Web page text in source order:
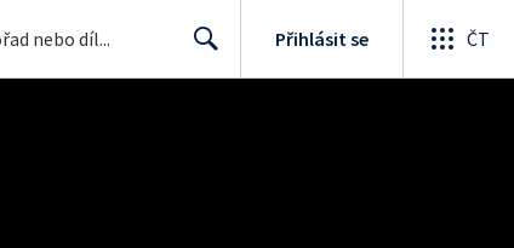
Přihlásit se ČT